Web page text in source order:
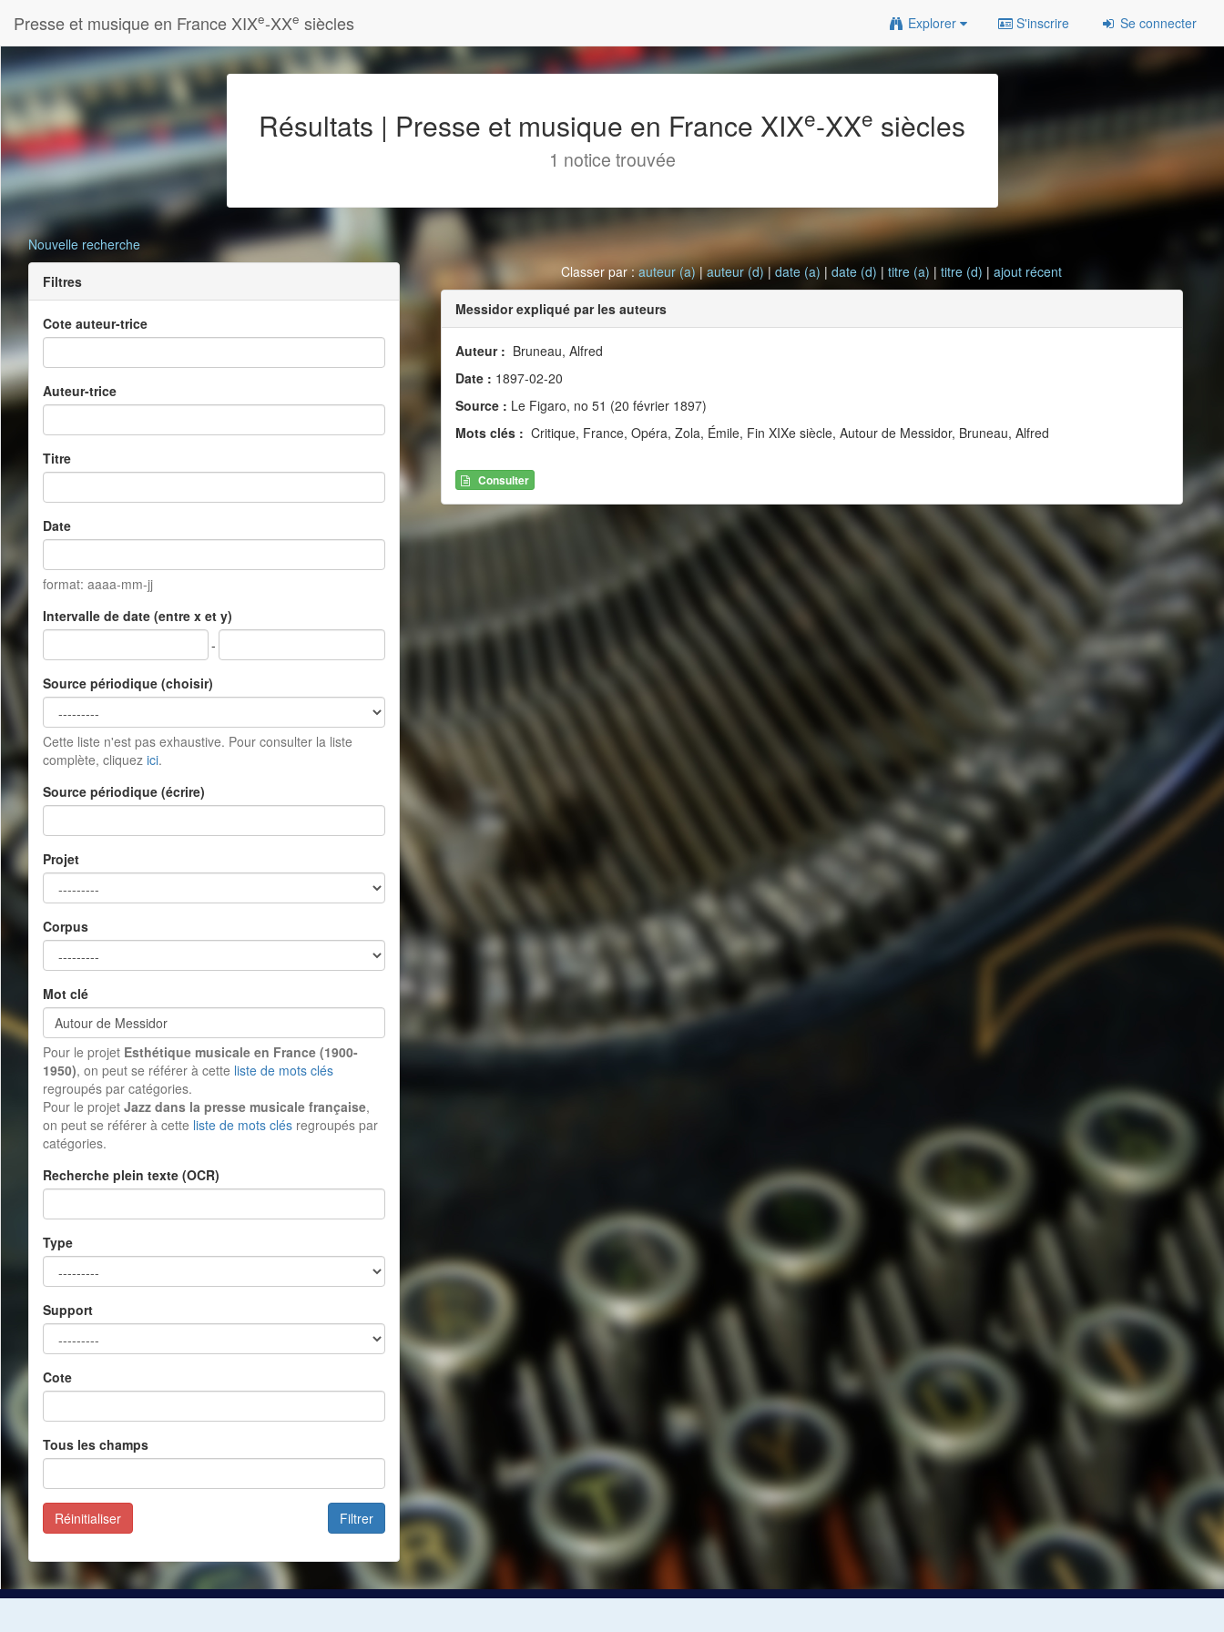
Presse et musique en France XIXe-XXe siècles Explorer S'inscrire Se connecter
Résultats | Presse et musique en France XIXe-XXe siècles
1 notice trouvée
Nouvelle recherche
Filtres
Cote auteur-trice
Auteur-trice
Titre
Date
format: aaaa-mm-jj
Intervalle de date (entre x et y)
-
Source périodique (choisir)
Cette liste n'est pas exhaustive. Pour consulter la liste
complète, cliquez ici.
Source périodique (écrire)
Projet
Corpus
Mot clé
Pour le projet Esthétique musicale en France (1900-
1950), on peut se référer à cette liste de mots clés
regroupés par catégories.
Pour le projet Jazz dans la presse musicale française,
on peut se référer à cette liste de mots clés regroupés par
catégories.
Recherche plein texte (OCR)
Type
Support
Cote
Tous les champs
Filtrer
Réinitialiser
Classer par :auteur (a)|auteur (d)|date (a) |date (d) |titre (a) |titre (d) |ajout récent
Messidor expliqué par les auteurs
Auteur : Bruneau, Alfred
Date : 1897-02-20
Source : Le Figaro, no 51 (20 février 1897)
Mots clés : Critique, France, Opéra, Zola, Émile, Fin XIXe siècle, Autour de Messidor, Bruneau, Alfred
Consulter